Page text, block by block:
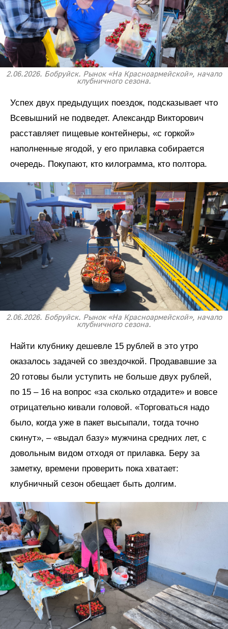
2.06.2026. Бобруйск. Рынок «На Красноармейской», начало
клубничного сезона.
Успех двух предыдущих поездок, подсказывает что
Всевышний не подведет. Александр Викторович
расставляет пищевые контейнеры, «с горкой»
наполненные ягодой, у его прилавка собирается
очередь. Покупают, кто килограмма, кто полтора.
2.06.2026. Бобруйск. Рынок «На Красноармейской», начало
клубничного сезона.
Найти клубнику дешевле 15 рублей в это утро
оказалось задачей со звездочкой. Продававшие за
20 готовы были уступить не больше двух рублей,
по 15 – 16 на вопрос «за сколько отдадите» и вовсе
отрицательно кивали головой. «Торговаться надо
было, когда уже в пакет высыпали, тогда точно
скинут», – «выдал базу» мужчина средних лет, с
довольным видом отходя от прилавка. Беру за
заметку, времени проверить пока хватает:
клубничный сезон обещает быть долгим.